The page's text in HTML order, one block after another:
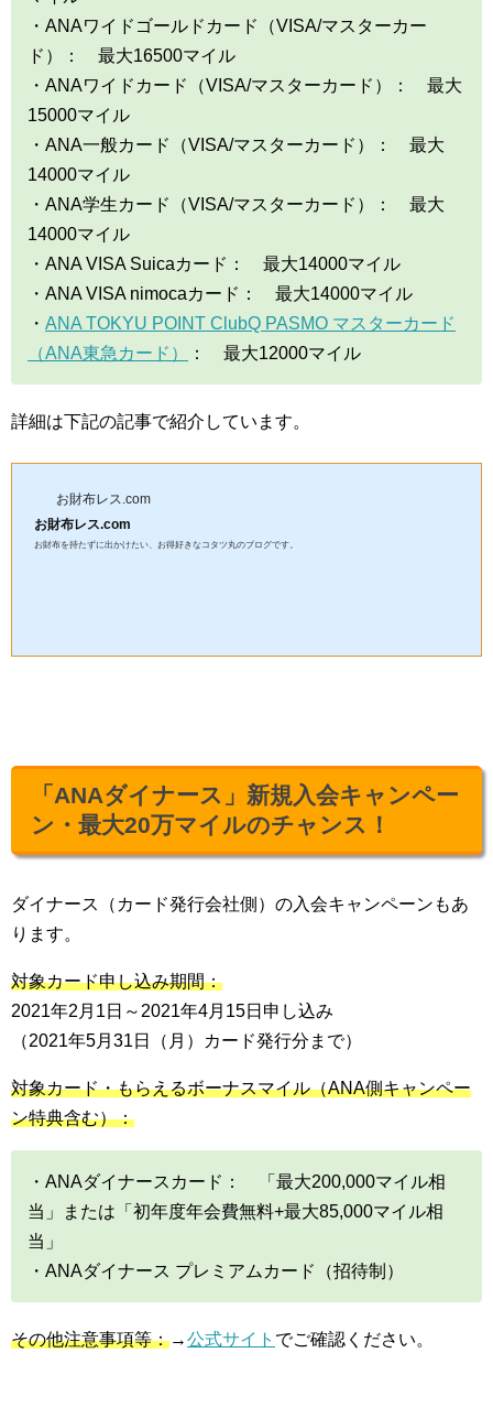
・ANAワイドゴールドカード（VISA/マスターカー
ド）： 最大16500マイル
・ANAワイドカード（VISA/マスターカード）： 最大
15000マイル
・ANA一般カード（VISA/マスターカード）： 最大
14000マイル
・ANA学生カード（VISA/マスターカード）： 最大
14000マイル
・ANA VISA Suicaカード： 最大14000マイル
・ANA VISA nimocaカード： 最大14000マイル
・ ANA TOKYU POINT ClubQ PASMO マスターカード
（ANA東急カード）
： 最大12000マイル
詳細は下記の記事で紹介しています。
お財布レス.com
お財布レス.com
お財布を持たずに出かけたい、お得好きなコタツ丸のブログです。
「ANAダイナース」新規入会キャンペー
ン・最大20万マイルのチャンス！
ダイナース（カード発行会社側）の入会キャンペーンもあ
ります。
対象カード申し込み期間：
2021年2月1日～2021年4月15日申し込み
（2021年5月31日（月）カード発行分まで）
対象カード・もらえるボーナスマイル（ANA側キャンペー
ン特典含む）：
・ANAダイナースカード： 「最大200,000マイル相
当」または「初年度年会費無料+最大85,000マイル相
当」
・ANAダイナース プレミアムカード（招待制）
その他注意事項等：→公式サイト でご確認ください。